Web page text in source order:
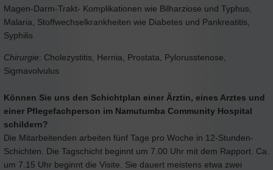
Magen-Darm-Trakt- Komplikationen wie Bilharziose und Typhus,
Malaria, Stoffwechselkrankheiten wie Diabetes und Pankreatitis,
Syphilis
Chirurgie: Cholezystitis, Hernia, Prostata, Pylorusstenose,
Sigmavolvulus
Können Sie uns den Schichtplan einer Ärztin, eines Arztes und
einer Pflegefachperson im Namutumba Community Hospital
schildern?
Die Mitarbeitenden arbeiten fünf Tage pro Woche in 12-Stunden-
Schichten. Die Tagschicht beginnt um 7.00 Uhr mit dem Rapport. Ca.
um 7.15 Uhr beginnt die Visite. Sie dauert meistens etwa zwei